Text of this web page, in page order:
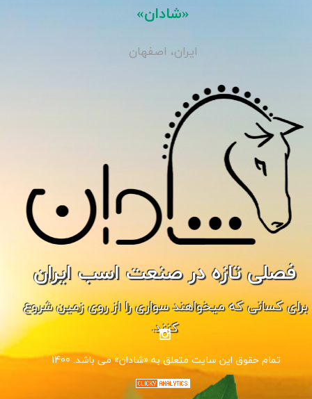
فصلی تازه در صنعت اسب ایران
برای کسانی که میخواهند سواری را از روی زمین شروع
کنند.
1400 .تمام حقوق این سایت متعلق به «شادان» می باشد
«شادان»
ایران، اصفهان